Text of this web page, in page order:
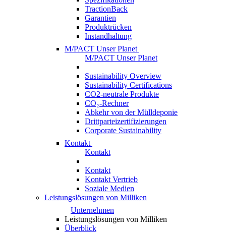
TractionBack
Garantien
Produktrücken
Instandhaltung
M/PACT Unser Planet
M/PACT Unser Planet
Sustainability Overview
Sustainability Certifications
CO2-neutrale Produkte
CO₂-Rechner
Abkehr von der Mülldeponie
Drittparteizertifizierungen
Corporate Sustainability
Kontakt
Kontakt
Kontakt
Kontakt Vertrieb
Soziale Medien
Leistungslösungen von Milliken
Unternehmen
Leistungslösungen von Milliken
Überblick